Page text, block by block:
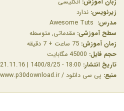
زبان آموزش: انگلیسی
زیرنویس: ندارد
مدرس: Awesome Tuts
سطح آموزشی: مقدماتی, متوسطه
زمان آموزش:
حجم فایل:
تاریخ انتشار:
منبع: پی سی دانلود / www.p30download.ir